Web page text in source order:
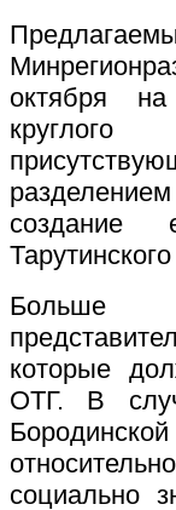
октября
Больше
которые
ОТГ. В
социально